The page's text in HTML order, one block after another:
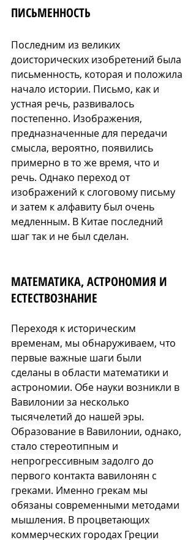
ПИСЬМЕННОСТЬ
Последним из великих
доисторических изобретений была
письменность, которая и положила
начало истории. Письмо, как и
устная речь, развивалось
постепенно. Изображения,
предназначенные для передачи
смысла, вероятно, появились
примерно в то же время, что и
речь. Однако переход от
изображений к слоговому письму
и затем к алфавиту был очень
медленным. В Китае последний
шаг так и не был сделан.
МАТЕМАТИКА, АСТРОНОМИЯ И
ЕСТЕСТВОЗНАНИЕ
Переходя к историческим
временам, мы обнаруживаем, что
первые важные шаги были
сделаны в области математики и
астрономии. Обе науки возникли в
Вавилонии за несколько
тысячелетий до нашей эры.
Образование в Вавилонии, однако,
стало стереотипным и
непрогрессивным задолго до
первого контакта вавилонян с
греками. Именно грекам мы
обязаны современными методами
мышления. В процветающих
коммерческих городах Греции